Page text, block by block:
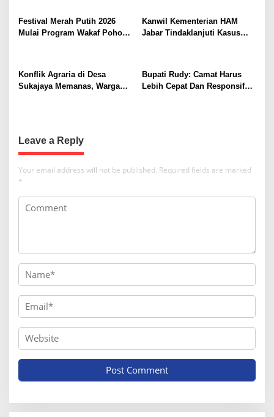
i
g
t
i
Festival Merah Putih 2026
Mulai Program Wakaf Pohon
Kanwil Kementerian HAM
Jabar Tindaklanjuti Kasus
Konflik Agraria di Desa
Sukajaya Memanas, Warga
Bupati Rudy: Camat Harus
Lebih Cepat Dan Responsif
Leave a Reply
Your email address will not be published. Required fields are marked
*